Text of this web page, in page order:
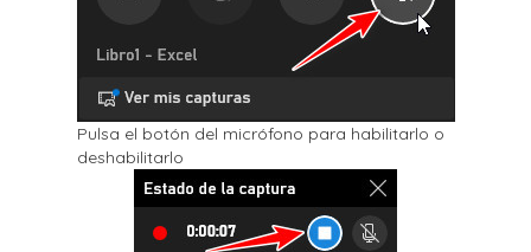
Pulsa el botón del micrófono para habilitarlo o
deshabilitarlo